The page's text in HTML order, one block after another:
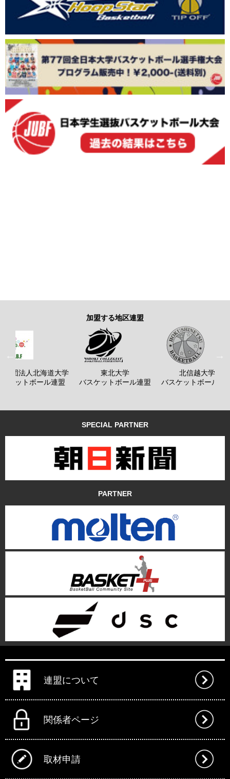
加盟する地区連盟
社団法人北海道大学
ケットボール連盟
東北大学
バスケットボール連盟
北信越大学
バスケットボール連
SPECIAL PARTNER
PARTNER
連盟について
関係者ページ
取材申請